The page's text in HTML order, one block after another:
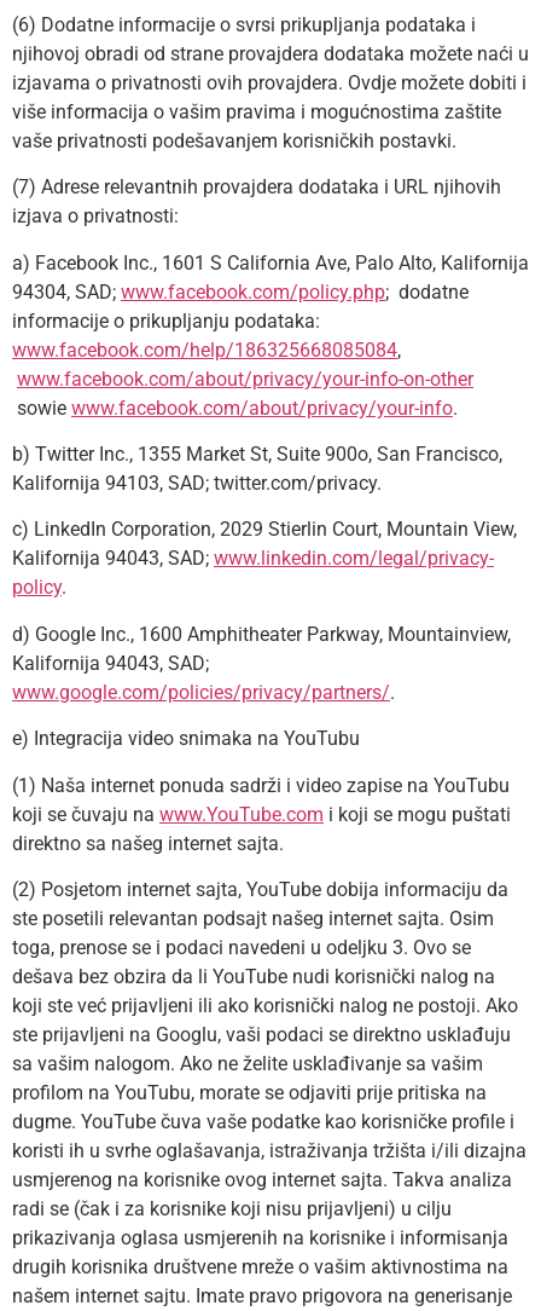
(6) Dodatne informacije o svrsi prikupljanja podataka i
njihovoj obradi od strane provajdera dodataka možete naći u
izjavama o privatnosti ovih provajdera. Ovdje možete dobiti i
više informacija o vašim pravima i mogućnostima zaštite
vaše privatnosti podešavanjem korisničkih postavki.
(7) Adrese relevantnih provajdera dodataka i URL njihovih
izjava o privatnosti:
a) Facebook Inc., 1601 S California Ave, Palo Alto, Kalifornija
94304, SAD; www.facebook.com/policy.php; dodatne
informacije o prikupljanju podataka:
www.facebook.com/help/186325668085084,
www.facebook.com/about/privacy/your-info-on-other
sowie www.facebook.com/about/privacy/your-info.
b) Twitter Inc., 1355 Market St, Suite 900o, San Francisco,
Kalifornija 94103, SAD; twitter.com/privacy.
c) LinkedIn Corporation, 2029 Stierlin Court, Mountain View,
Kalifornija 94043, SAD; www.linkedin.com/legal/privacy-
policy.
d) Google Inc., 1600 Amphitheater Parkway, Mountainview,
Kalifornija 94043, SAD;
www.google.com/policies/privacy/partners/.
e) Integracija video snimaka na YouTubu
(1) Naša internet ponuda sadrži i video zapise na YouTubu
koji se čuvaju na www.YouTube.com i koji se mogu puštati
direktno sa našeg internet sajta.
(2) Posjetom internet sajta, YouTube dobija informaciju da
ste posetili relevantan podsajt našeg internet sajta. Osim
toga, prenose se i podaci navedeni u odeljku 3. Ovo se
dešava bez obzira da li YouTube nudi korisnički nalog na
koji ste već prijavljeni ili ako korisnički nalog ne postoji. Ako
ste prijavljeni na Googlu, vaši podaci se direktno usklađuju
sa vašim nalogom. Ako ne želite usklađivanje sa vašim
profilom na YouTubu, morate se odjaviti prije pritiska na
dugme. YouTube čuva vaše podatke kao korisničke profile i
koristi ih u svrhe oglašavanja, istraživanja tržišta i/ili dizajna
usmjerenog na korisnike ovog internet sajta. Takva analiza
radi se (čak i za korisnike koji nisu prijavljeni) u cilju
prikazivanja oglasa usmjerenih na korisnike i informisanja
drugih korisnika društvene mreže o vašim aktivnostima na
našem internet sajtu. Imate pravo prigovora na generisanje